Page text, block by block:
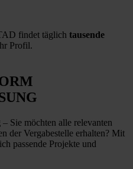
findet täglich tausende
Profil.
– Sie möchten alle relevanten
der Vergabestelle erhalten? Mit
passende Projekte und